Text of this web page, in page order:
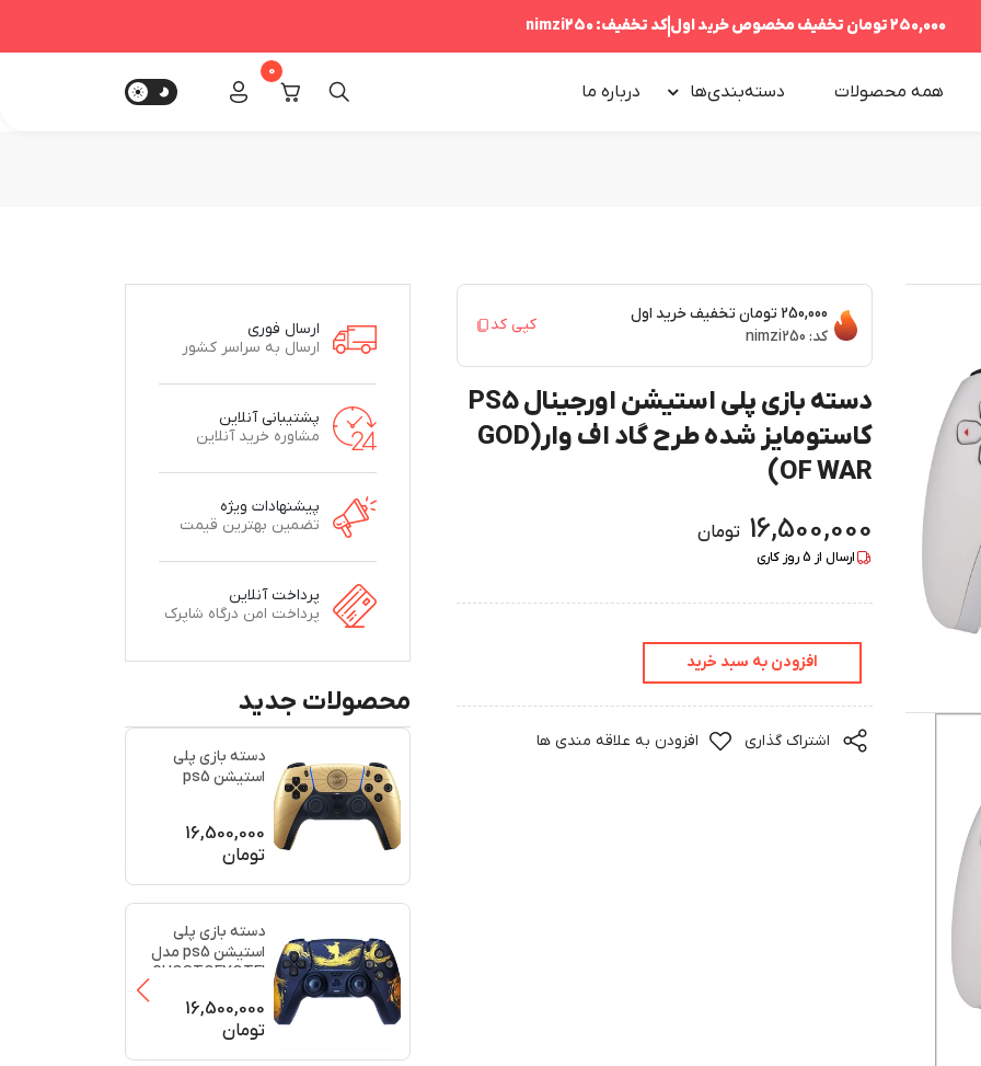
250,000 تومان تخفیف مخصوص خرید اولکد تخفیف:nimzi250
همه محصولات دسته‌بندی‌ها درباره‌ ما
0
250,000 تومان
تخفیف خرید اول
کد: nimzi250
کپی کد
دسته بازی پلی استیشن اورجینال PS5
کاستومایز شده طرح گاد اف وار(GOD
OF WAR)
16,500,000 تومان
ارسال از 5روز کاری
افزودن به سبد خرید
اشتراک گذاری افزودن به علاقه مندی ها
ارسال فوری
ارسال به سراسر کشور
پشتیبانی آنلاین
مشاوره خرید آنلاین
پیشنهادات ویژه
تضمین بهترین قیمت
پرداخت آنلاین
پرداخت امن درگاه شاپرک
محصولات جدید
دسته بازی پلی
استیشن ps5
16,500,000
تومان
دسته بازی پلی
استیشن ps5 مدل
GHOSTOFYOTEI
16,500,000
تومان